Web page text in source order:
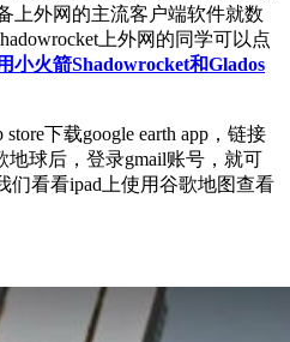
上外网的主流客户端软件就数
上外网的同学可以点
小火箭Shadowrocket和Glados
下载google earth app，链接
地球后，登录gmail账号，就可
们看看ipad上使用谷歌地图查看